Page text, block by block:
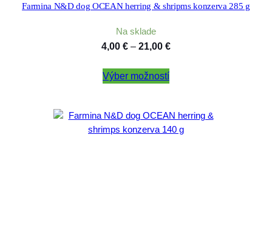
Farmina N&D dog OCEAN herring & shripms konzerva 285 g
Na sklade
4,00 € – 21,00 €Price
Výber možností